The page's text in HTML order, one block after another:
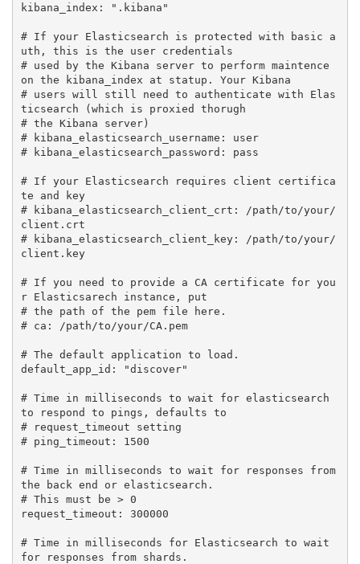
kibana_index: ".kibana"
# If your Elasticsearch is protected with basic a
uth, this is the user credentials
# used by the Kibana server to perform maintence
on the kibana_index at statup. Your Kibana
# users will still need to authenticate with Elas
ticsearch (which is proxied thorugh
# the Kibana server)
# kibana_elasticsearch_username: user
# kibana_elasticsearch_password: pass
# If your Elasticsearch requires client certifica
te and key
# kibana_elasticsearch_client_crt: /path/to/your/
client.crt
# kibana_elasticsearch_client_key: /path/to/your/
client.key
# If you need to provide a CA certificate for you
r Elasticsarech instance, put
# the path of the pem file here.
# ca: /path/to/your/CA.pem
# The default application to load.
default_app_id: "discover"
# Time in milliseconds to wait for elasticsearch
to respond to pings, defaults to
# request_timeout setting
# ping_timeout: 1500
# Time in milliseconds to wait for responses from
the back end or elasticsearch.
# This must be > 0
request_timeout: 300000
# Time in milliseconds for Elasticsearch to wait
for responses from shards.